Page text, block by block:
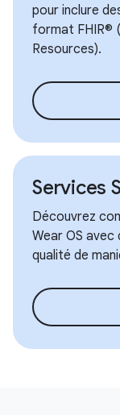
pour inclure
format FHIR®
Resources).
Services
Découvrez
Wear OS
qualité de